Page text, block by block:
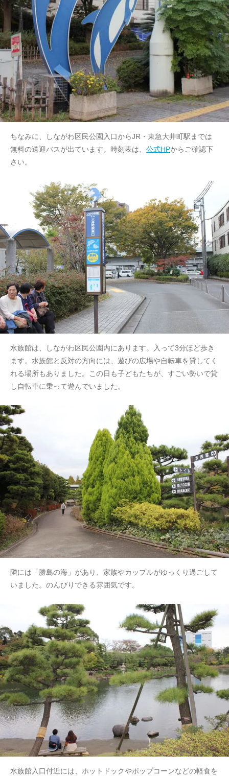
ちなみに、しながわ区民公園入口からJR・東急大井町駅までは
無料の送迎バスが出ています。時刻表は、 公式HPからご確認下
さい。
水族館は、しながわ区民公園内にあります。入って3分ほど歩き
ます。水族館と反対の方向には、遊びの広場や自転車を貸してく
れる場所もありました。この日も子どもたちが、すごい勢いで貸
し自転車に乗って遊んでいました。
隣には「勝島の海」があり、家族やカップルがゆっくり過ごして
いました。のんびりできる雰囲気です。
水族館入口付近には、ホットドックやポップコーンなどの軽食を